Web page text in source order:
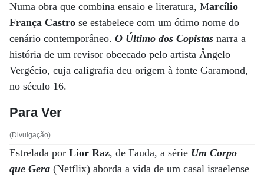
Numa obra que combina ensaio e literatura, Marcílio
França Castro se estabelece com um ótimo nome do
cenário contemporâneo. O Último dos Copistas narra a
história de um revisor obcecado pelo artista Ângelo
Vergécio, cuja caligrafia deu origem à fonte Garamond,
no século 16.
Para Ver
(Divulgação)
Estrelada por Lior Raz, de Fauda, a série Um Corpo
que Gera (Netflix) aborda a vida de um casal israelense